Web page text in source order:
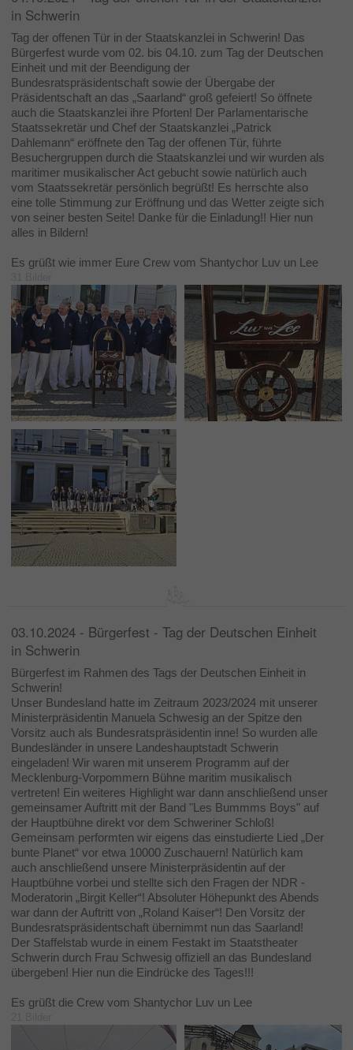
in Schwerin
Tag der offenen Tür in der Staatskanzlei in Schwerin! Das
Bürgerfest wurde vom 02. bis 04.10. zum Tag der Deutschen
Einheit und mit der Beendigung der
Bundesratspräsidentschaft sowie der Übergabe der
Präsidentschaft an das „Saarland“ groß gefeiert! So öffnete
auch die Staatskanzlei ihre Pforten! Der Parlamentarische
Staatssekretär und Chef der Staatskanzlei „Patrick
Dahlemann“ eröffnete den Tag der offenen Tür, führte
Besuchergruppen durch die Staatskanzlei und wir wurden als
maritimer musikalischer Act gebucht sowie natürlich auch
vom Staatssekretär persönlich begrüßt! Es herrschte also
eine tolle Stimmung zur Eröffnung und das Wetter zeigte sich
von seiner besten Seite! Danke für die Einladung!! Hier nun
alles in Bildern!
Es grüßt wie immer Eure Crew vom Shantychor Luv un Lee
03.10.2024 - Bürgerfest - Tag der Deutschen Einheit
in Schwerin
Bürgerfest im Rahmen des Tags der Deutschen Einheit in
Schwerin!
Unser Bundesland hatte im Zeitraum 2023/2024 mit unserer
Ministerpräsidentin Manuela Schwesig an der Spitze den
Vorsitz auch als Bundesratspräsidentin inne! So wurden alle
Bundesländer in unsere Landeshauptstadt Schwerin
eingeladen! Wir waren mit unserem Programm auf der
Mecklenburg-Vorpommern Bühne maritim musikalisch
vertreten! Ein weiteres Highlight war dann anschließend unser
gemeinsamer Auftritt mit der Band "Les Bummms Boys" auf
der Hauptbühne direkt vor dem Schweriner Schloß!
Gemeinsam performten wir eigens das einstudierte Lied „Der
bunte Planet“ vor etwa 10000 Zuschauern! Natürlich kam
auch anschließend unsere Ministerpräsidentin auf der
Hauptbühne vorbei und stellte sich den Fragen der NDR -
Moderatorin „Birgit Keller“! Absoluter Höhepunkt des Abends
war dann der Auftritt von „Roland Kaiser“! Den Vorsitz der
Bundesratspräsidentschaft übernimmt nun das Saarland!
Der Staffelstab wurde in einem Festakt im Staatstheater
Schwerin durch Frau Schwesig offiziell an das Bundesland
übergeben! Hier nun die Eindrücke des Tages!!!
Es grüßt die Crew vom Shantychor Luv un Lee